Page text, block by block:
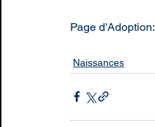
Page d'Adoption:
Naissances